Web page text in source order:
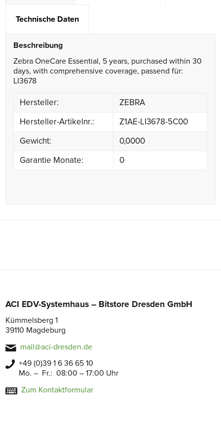
Technische Daten
Beschreibung
Zebra OneCare Essential, 5 years, purchased within 30
days, with comprehensive coverage, passend für:
LI3678
Hersteller:
ZEBRA
Hersteller-Artikelnr.:
Z1AE-LI3678-5C00
Gewicht:
0,0000
Garantie Monate:
0
ACI EDV-Systemhaus – Bitstore Dresden GmbH
Kümmelsberg 1
39110 Magdeburg
mail@aci-dresden.de
+49 (0)39 1 6 36 65 10
Mo. – Fr.: 08:00 – 17:00 Uhr
Zum Kontaktformular